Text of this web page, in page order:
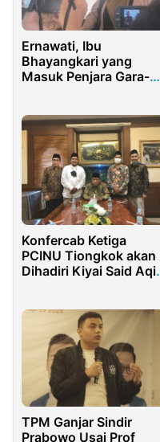
Ernawati, Ibu
Bhayangkari yang
Masuk Penjara Gara-
Konfercab Ketiga
PCINU Tiongkok akan
Dihadiri Kiyai Said Aqil
TPM Ganjar Sindir
Prabowo Usai Prof